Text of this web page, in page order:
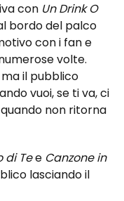
con Un Drink O
bordo del palco
con i fan e
volte.
il pubblico
vuoi, se ti va, ci
non ritorna
di Tee Canzone in
lasciando il